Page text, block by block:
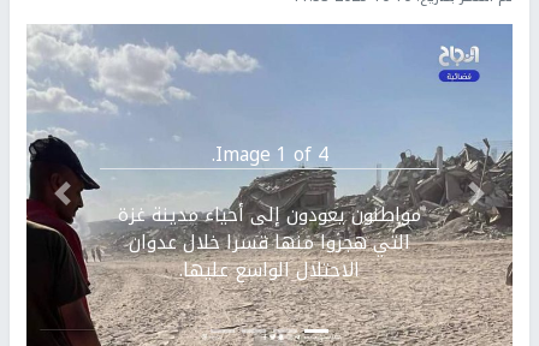
Image 1 of 4.
مواطنون يعودون إلى أحياء مدينة غزة
التي هجروا منها قسرا خلال عدوان
الاحتلال الواسع عليها.
Previous التالي